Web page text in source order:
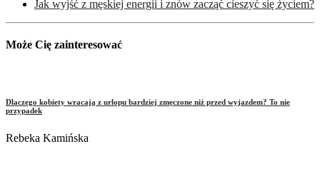
Jak wyjść z męskiej energii i znów zacząć cieszyć się życiem?
Może Cię zainteresować
Dlaczego kobiety wracają z urlopu bardziej zmęczone niż przed wyjazdem? To nie
przypadek
Rebeka Kamińska